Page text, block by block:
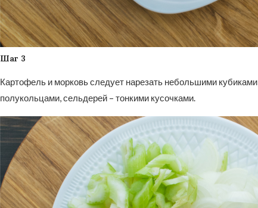
Шаг 3
Картофель и морковь следует нарезать небольшими
полукольцами, сельдерей – тонкими кусочками.